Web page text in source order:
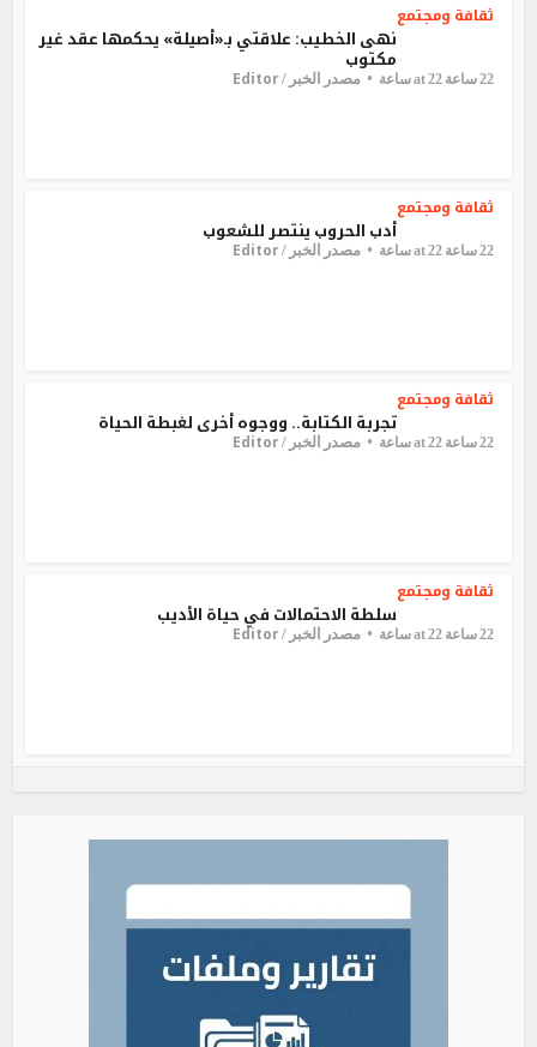
ثقافة ومجتمع
نهى الخطيب: علاقتي بـ«أصيلة» يحكمها عقد غير
مكتوب
22 ساعة at 22 ساعة مصدر الخبر /Editor
ثقافة ومجتمع
أدب الحروب ينتصر للشعوب
22 ساعة at 22 ساعة مصدر الخبر /Editor
ثقافة ومجتمع
تجربة الكتابة.. ووجوه أخرى لغبطة الحياة
22 ساعة at 22 ساعة مصدر الخبر /Editor
ثقافة ومجتمع
سلطة الاحتمالات في حياة الأديب
22 ساعة at 22 ساعة مصدر الخبر /Editor